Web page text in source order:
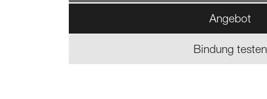
Angebot
Bindung testen